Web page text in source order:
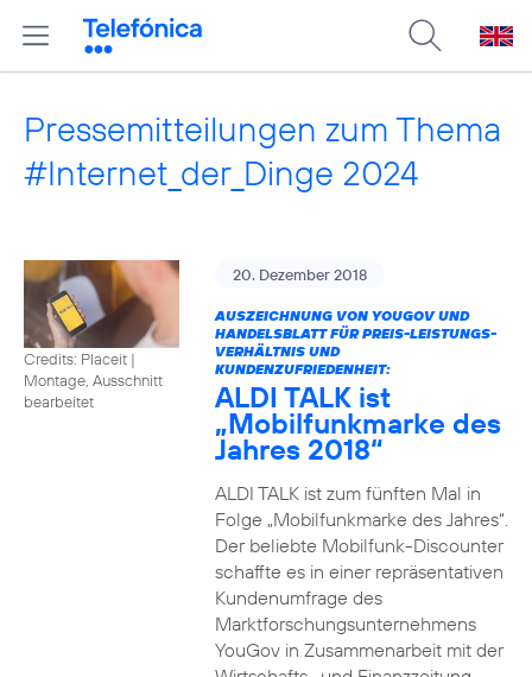
Pressemitteilungen zum Thema
#Internet_der_Dinge 2024
Credits: Placeit |
Montage, Ausschnitt
bearbeitet
20. Dezember 2018
AUSZEICHNUNG VON YOUGOV UND
HANDELSBLATT FÜR PREIS-LEISTUNGS-
VERHÄLTNIS UND
KUNDENZUFRIEDENHEIT:
ALDI TALK ist
„Mobilfunkmarke des
Jahres 2018“
ALDI TALK ist zum fünften Mal in
Folge „Mobilfunkmarke des Jahres“.
Der beliebte Mobilfunk-Discounter
schaffte es in einer repräsentativen
Kundenumfrage des
Marktforschungsunternehmens
YouGov in Zusammenarbeit mit der